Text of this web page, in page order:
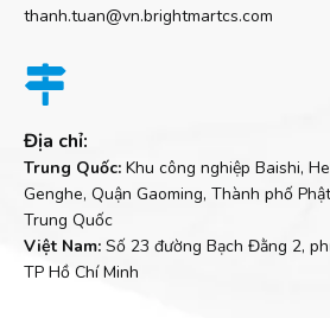
thanh.tuan@vn.brightmartcs.com

Địa chỉ:
Trung Quốc: Khu công nghiệp Baishi,
Genghe, Quận Gaoming, Thành phố
Trung Quốc
Việt Nam: Số 23 đường Bạch Đằng 2,
TP Hồ Chí Minh